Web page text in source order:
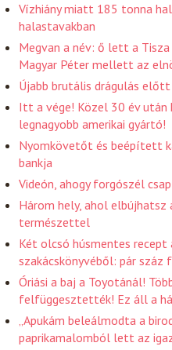
Vízhiány miatt 185 tonna
halastavakban
Megvan a név: ő lett a
Magyar Péter mellett az
Újabb brutális drágulás
Itt a vége! Közel 30 év után
legnagyobb amerikai gyártó!
Nyomkövetőt és beépített
bankja
Videón, ahogy forgószél
Három hely, ahol
természettel
Két olcsó húsmentes recept
szakácskönyvéből: pár
Óriási a baj a Toyotánál!
felfüggesztették! Ez áll a
„Apukám beleálmodta a
paprikamalomból lett az